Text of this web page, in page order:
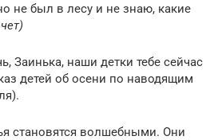
не был в лесу и не знаю, какие
Заинька, наши детки тебе сейчас
детей об осени по наводящим
становятся волшебными. Они